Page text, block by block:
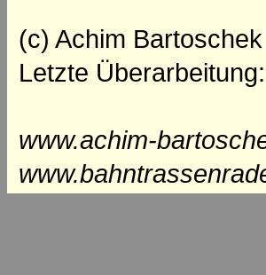
(c) Achim
Letzte
www.achim-